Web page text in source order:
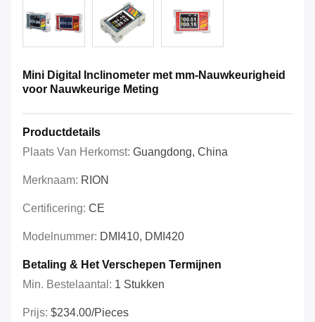
Mini Digital Inclinometer met mm-Nauwkeurigheid
voor Nauwkeurige Meting
Productdetails
Plaats Van Herkomst: Guangdong, China
Merknaam: RION
Certificering: CE
Modelnummer: DMI410, DMI420
Betaling & Het Verschepen Termijnen
Min. Bestelaantal: 1 Stukken
Prijs: $234.00/Pieces